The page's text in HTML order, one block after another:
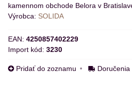
kamennom obchode Belora v
Výrobca: SOLIDA
EAN: 4250857402229
Import kód: 3230
Pridať do zoznamu Doručenia